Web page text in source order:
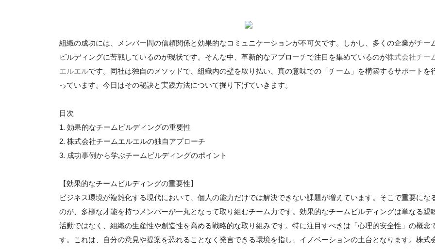
組織の成功には、メンバー間の信頼関係と効果的なコミュニケーションが不可欠です。しかし、多くの企業がチー
ビルディングに苦戦しているのが現状です。そんな中、革新的なアプローチで注目を集めているのが株式会社チー
エルエルです。同社は独自のメソッドで、組織内の壁を取り払い、真の意味での「チーム」を構築するサポートを
っています。今日はその秘訣と実践方法について掘り下げていきます。
目次
1. 効果的なチームビルディングの重要性
2. 株式会社チームエルエルの独自アプローチ
3. 成功事例から学ぶチームビルディングのポイント
【効果的なチームビルディングの重要性】
ビジネス環境が複雑化する現代において、個人の能力だけでは解決できない課題が増えています。そこで重要にな
のが、多様な才能を持つメンバーが一丸となって取り組むチーム力です。効果的なチームビルディングは単なる親
活動ではなく、組織の生産性や創造性を高める戦略的な取り組みです。特に注目すべきは「心理的安全性」の概念
す。これは、自分の意見や提案を恐れることなく発言できる環境を指し、イノベーションの土台となります。株式